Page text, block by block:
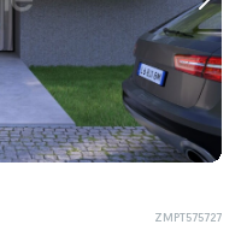
ZMPT575727